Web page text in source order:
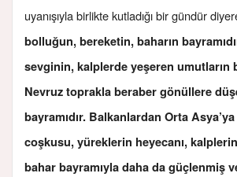
uyanışıyla birlikte kutladığı bir gündür
bolluğun, bereketin, baharın
sevginin, kalplerde yeşeren umutların
Nevruz toprakla beraber gönüllere
bayramıdır. Balkanlardan Orta
coşkusu, yüreklerin heyecanı,
bahar bayramıyla daha da güçlenmiş